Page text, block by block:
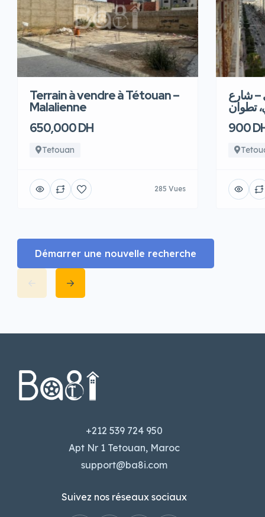
Terrain à vendre à Tétouan –
Malalienne
650,000 DH
Tetouan
285 Vues
– شارع
تطوان
900
Démarrer une nouvelle recherche
+212 539 724 950
Apt Nr 1 Tetouan, Maroc
support@ba8i.com
Suivez nos réseaux sociaux